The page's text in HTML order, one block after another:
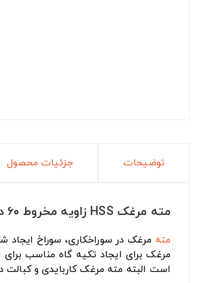
توضیحات جزئیات محصول
مته مرغک HSS زاویه مخروط ۶۰ درجه سایز 2.5 میلیمتر
مته مرغک در سوراخکاری، سوراخ ایجاد
مرغک برای ایجاد تکیه گاه مناسب
است البته مته مرغک کاربایدی و کبالت